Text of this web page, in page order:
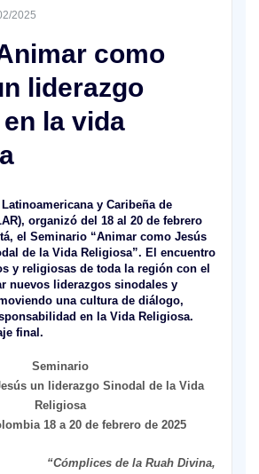
2025
como
liderazgo
la vida
y Caribeña de
organizó del 18 al 20 de febrero
el Seminario “Animar como Jesús
de la Vida Religiosa”. El encuentro
y religiosas de toda la región con el
nuevos liderazgos sinodales y
una cultura de diálogo,
en la Vida Religiosa.
final.
Seminario
un liderazgo Sinodal de la Vida
Religiosa
18 a 20 de febrero de 2025
“Cómplices de la Ruah Divina,